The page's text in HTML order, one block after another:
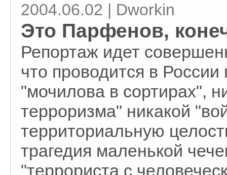
2004.06.02 | Dworkin
Это Парфенов,
Репортаж идет
что проводится в
"мочилова в сортирах",
терроризма" никакой
территориальную
трагедия маленькой
"террориста с